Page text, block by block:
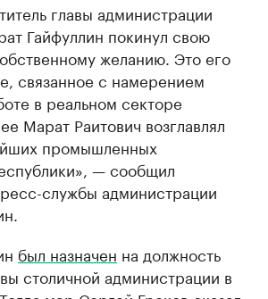
главы администрации
Гайфуллин покинул свою
желанию. Это его
связанное с намерением
в реальном секторе
Марат Раитович возглавлял
промышленных
— сообщил
службы администрации
был назначен на должность
столичной администрации в